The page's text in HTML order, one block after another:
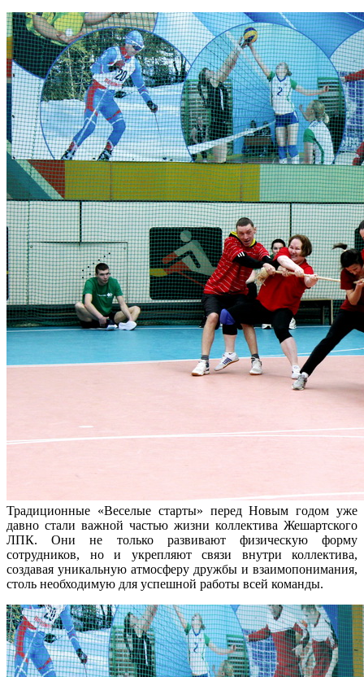
Традиционные «Веселые старты» перед Новым годом уже
давно стали важной частью жизни коллектива Жешартского
ЛПК. Они не только развивают физическую форму
сотрудников, но и укрепляют связи внутри коллектива,
создавая уникальную атмосферу дружбы и взаимопонимания,
столь необходимую для успешной работы всей команды.